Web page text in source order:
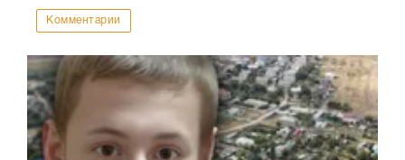
Комментарии